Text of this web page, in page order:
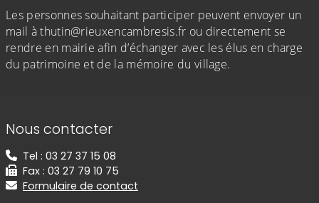
Les personnes souhaitant participer peuvent envoyer un
mail à thutin@rieuxencambresis.fr ou directement se
rendre en mairie afin d’échanger avec les élus en charge
du patrimoine et de la mémoire du village.
Informations de contact
Nous contacter
Tel : 03 27 37 15 08
Fax : 03 27 79 10 75
Formulaire de contact